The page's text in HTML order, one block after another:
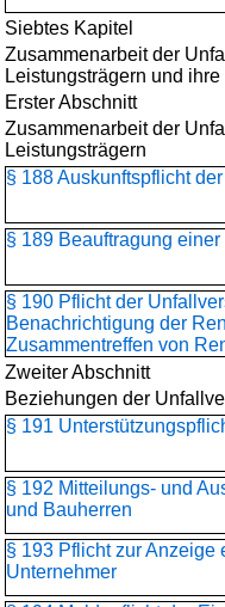
Siebtes Kapitel
Zusammenarbeit der
Leistungsträgern und
Erster Abschnitt
Zusammenarbeit der
Leistungsträgern
§ 188 Auskunftspflicht
§ 189 Beauftragung
§ 190 Pflicht der
Benachrichtigung der
Zusammentreffen von
Zweiter Abschnitt
Beziehungen der
§ 191
§ 192 Mitteilungs- und
und Bauherren
§ 193 Pflicht zur Anzeige
Unternehmer